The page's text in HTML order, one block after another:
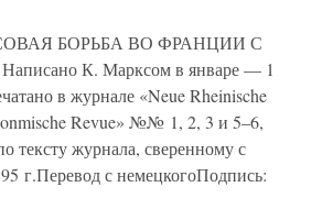
БОРЬБА ВО ФРАНЦИИ С
К. Марксом в январе — 1
в журнале «Neue Rheinische
Revue» №№ 1, 2, 3 и 5–6,
тексту журнала, сверенному с
г.Перевод с немецкогоПодпись: